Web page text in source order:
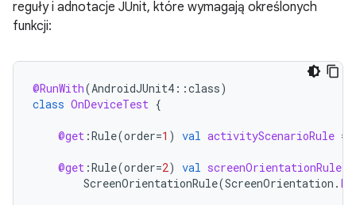
reguły i adnotacje JUnit, które wymagają określonych
funkcji:
@RunWith(AndroidJUnit4 ::class)
class OnDeviceTest {
@get :Rule(order=1 ) val activityScenarioRule =
@get :Rule(order=2) val screenOrientationRule
ScreenOrientationRule(ScreenOrientation .